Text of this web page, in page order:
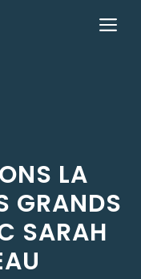
LA
GRANDS
SARAH